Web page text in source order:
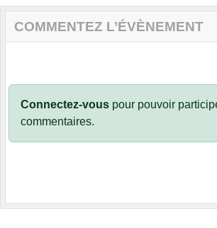
COMMENTEZ L’ÉVÈNEMENT
Connectez-vous pour pouvoir
commentaires.